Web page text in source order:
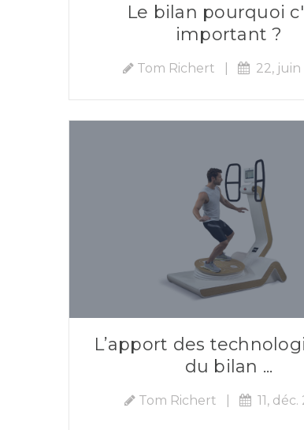
Le bilan pourquoi
important ?
Tom Richert 22, juin
L’apport des
du bilan ...
Tom Richert 11, déc.